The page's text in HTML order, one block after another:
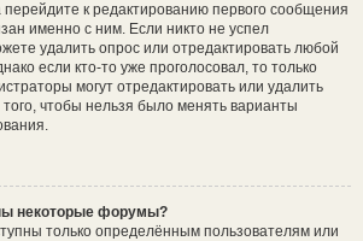
к редактированию первого сообщения
именно с ним. Если никто не успел
удалить опрос или отредактировать любой
если кто-то уже проголосовал, то только
могут отредактировать или удалить
чтобы нельзя было менять варианты
некоторые форумы?
только определённым пользователям или